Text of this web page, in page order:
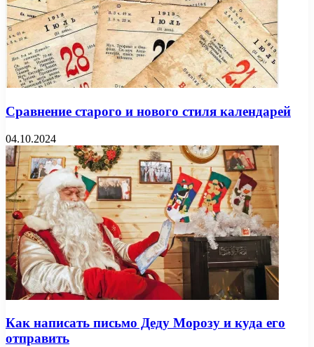
Сравнение старого и нового стиля календарей
04.10.2024
Как написать письмо Деду Морозу и куда его
отправить